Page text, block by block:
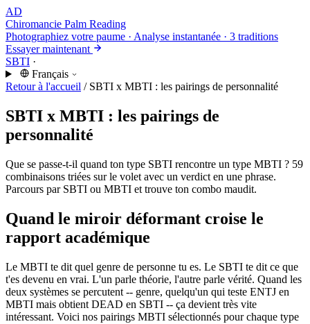
AD
Chiromancie Palm Reading
Photographiez votre paume · Analyse instantanée · 3 traditions
Essayer maintenant
SBTI ·
Français
Retour à l'accueil / SBTI x MBTI : les pairings de personnalité
SBTI x MBTI : les pairings de
personnalité
Que se passe-t-il quand ton type SBTI rencontre un type MBTI ? 59
combinaisons triées sur le volet avec un verdict en une phrase.
Parcours par SBTI ou MBTI et trouve ton combo maudit.
Quand le miroir déformant croise le
rapport académique
Le MBTI te dit quel genre de personne tu es. Le SBTI te dit ce que
t'es devenu en vrai. L'un parle théorie, l'autre parle vérité. Quand les
deux systèmes se percutent -- genre, quelqu'un qui teste ENTJ en
MBTI mais obtient DEAD en SBTI -- ça devient très vite
intéressant. Voici nos pairings MBTI sélectionnés pour chaque type